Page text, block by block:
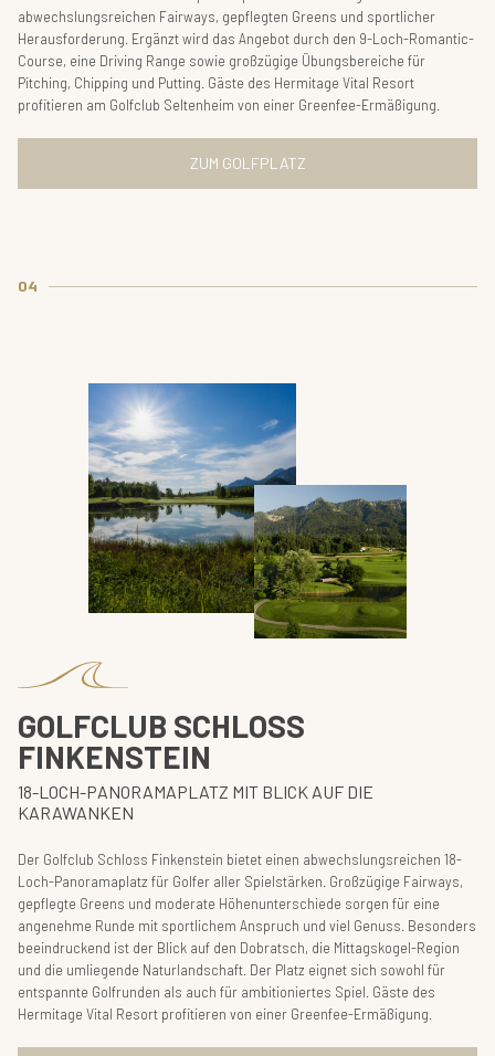
abwechslungsreichen Fairways, gepflegten Greens und sportlicher
Herausforderung. Ergänzt wird das Angebot durch den 9-Loch-Romantic-
Course, eine Driving Range sowie großzügige Übungsbereiche für
Pitching, Chipping und Putting. Gäste des Hermitage Vital Resort
profitieren am Golfclub Seltenheim von einer Greenfee-Ermäßigung.
ZUM GOLFPLATZ
04
GOLFCLUB SCHLOSS
FINKENSTEIN
18-LOCH-PANORAMAPLATZ MIT BLICK AUF DIE
KARAWANKEN
Der Golfclub Schloss Finkenstein bietet einen abwechslungsreichen 18-
Loch-Panoramaplatz für Golfer aller Spielstärken. Großzügige Fairways,
gepflegte Greens und moderate Höhenunterschiede sorgen für eine
angenehme Runde mit sportlichem Anspruch und viel Genuss. Besonders
beeindruckend ist der Blick auf den Dobratsch, die Mittagskogel-Region
und die umliegende Naturlandschaft. Der Platz eignet sich sowohl für
entspannte Golfrunden als auch für ambitioniertes Spiel. Gäste des
Hermitage Vital Resort profitieren von einer Greenfee-Ermäßigung.